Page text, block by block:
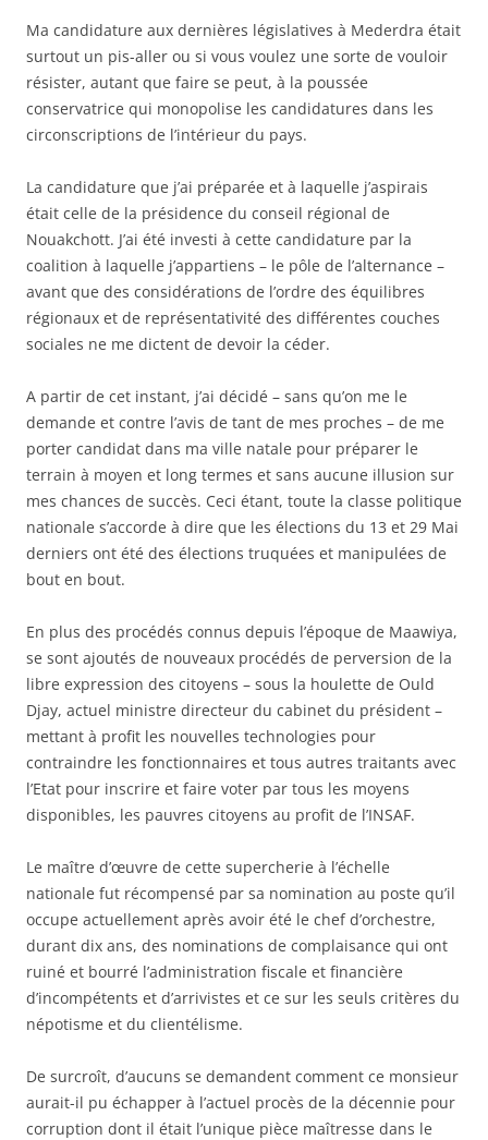
Ma candidature aux dernières législatives à Mederdra était
surtout un pis-aller ou si vous voulez une sorte de vouloir
résister, autant que faire se peut, à la poussée
conservatrice qui monopolise les candidatures dans les
circonscriptions de l’intérieur du pays.
La candidature que j’ai préparée et à laquelle j’aspirais
était celle de la présidence du conseil régional de
Nouakchott. J’ai été investi à cette candidature par la
coalition à laquelle j’appartiens – le pôle de l’alternance –
avant que des considérations de l’ordre des équilibres
régionaux et de représentativité des différentes couches
sociales ne me dictent de devoir la céder.
A partir de cet instant, j’ai décidé – sans qu’on me le
demande et contre l’avis de tant de mes proches – de me
porter candidat dans ma ville natale pour préparer le
terrain à moyen et long termes et sans aucune illusion sur
mes chances de succès. Ceci étant, toute la classe politique
nationale s’accorde à dire que les élections du 13 et 29 Mai
derniers ont été des élections truquées et manipulées de
bout en bout.
En plus des procédés connus depuis l’époque de Maawiya,
se sont ajoutés de nouveaux procédés de perversion de la
libre expression des citoyens – sous la houlette de Ould
Djay, actuel ministre directeur du cabinet du président –
mettant à profit les nouvelles technologies pour
contraindre les fonctionnaires et tous autres traitants avec
l’Etat pour inscrire et faire voter par tous les moyens
disponibles, les pauvres citoyens au profit de l’INSAF.
Le maître d’œuvre de cette supercherie à l’échelle
nationale fut récompensé par sa nomination au poste qu’il
occupe actuellement après avoir été le chef d’orchestre,
durant dix ans, des nominations de complaisance qui ont
ruiné et bourré l’administration fiscale et financière
d’incompétents et d’arrivistes et ce sur les seuls critères du
népotisme et du clientélisme.
De surcroît, d’aucuns se demandent comment ce monsieur
aurait-il pu échapper à l’actuel procès de la décennie pour
corruption dont il était l’unique pièce maîtresse dans le